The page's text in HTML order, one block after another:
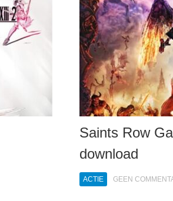
Saints Row
download
ACTIE GEEN